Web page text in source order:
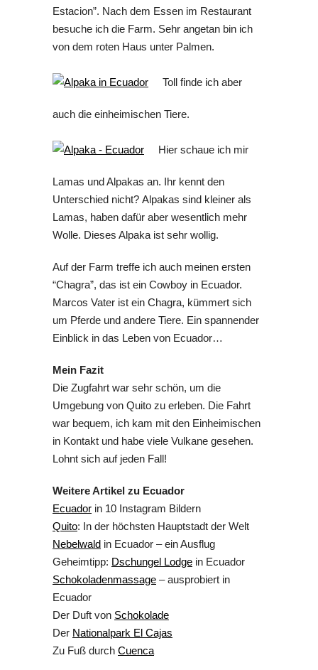
Estacion”. Nach dem Essen im Restaurant
besuche ich die Farm. Sehr angetan bin ich
von dem roten Haus unter Palmen.
Toll finde ich aber
auch die einheimischen Tiere.
Hier schaue ich mir
Lamas und Alpakas an. Ihr kennt den
Unterschied nicht? Alpakas sind kleiner als
Lamas, haben dafür aber wesentlich mehr
Wolle. Dieses Alpaka ist sehr wollig.
Auf der Farm treffe ich auch meinen ersten
“Chagra”, das ist ein Cowboy in Ecuador.
Marcos Vater ist ein Chagra, kümmert sich
um Pferde und andere Tiere. Ein spannender
Einblick in das Leben von Ecuador…
Mein Fazit
Die Zugfahrt war sehr schön, um die
Umgebung von Quito zu erleben. Die Fahrt
war bequem, ich kam mit den Einheimischen
in Kontakt und habe viele Vulkane gesehen.
Lohnt sich auf jeden Fall!
Weitere Artikel zu Ecuador
Ecuador in 10 Instagram Bildern
Quito: In der höchsten Hauptstadt der Welt
Nebelwald in Ecuador – ein Ausflug
Geheimtipp: Dschungel Lodge in Ecuador
Schokoladenmassage – ausprobiert in
Ecuador
Der Duft von Schokolade
Der Nationalpark El Cajas
Zu Fuß durch Cuenca